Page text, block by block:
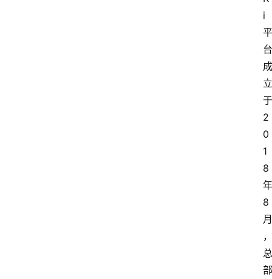
i
平
台
成
立
于
2
0
1
8
年
8
月
，
总
部